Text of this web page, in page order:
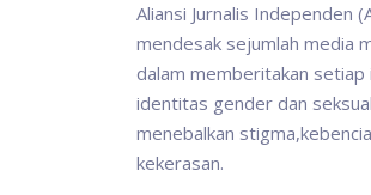
Aliansi Jurnalis Independen
mendesak sejumlah media
dalam memberitakan setiap
identitas gender dan
menebalkan
kekerasan.